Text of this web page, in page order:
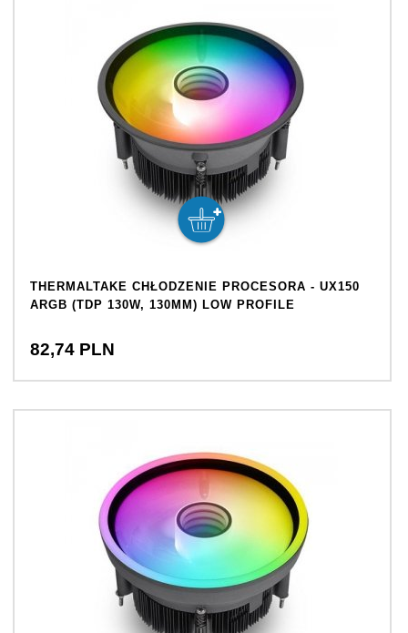
THERMALTAKE CHŁODZENIE PROCESORA - UX150
ARGB (TDP 130W, 130MM) LOW PROFILE
82,74 PLN